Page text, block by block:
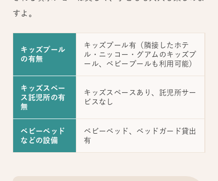
すよ。
キッズプール
の有無
キッズプール有（隣接したホテ
ル・ニッコー・グアムのキッズプ
ール、ベビープールも利用可能）
キッズスペー
ス託児所の有
無
キッズスペースあり、託児所サー
ビスなし
ベビーベッド
などの設備
ベビーベッド、ベッドガード貸出
有